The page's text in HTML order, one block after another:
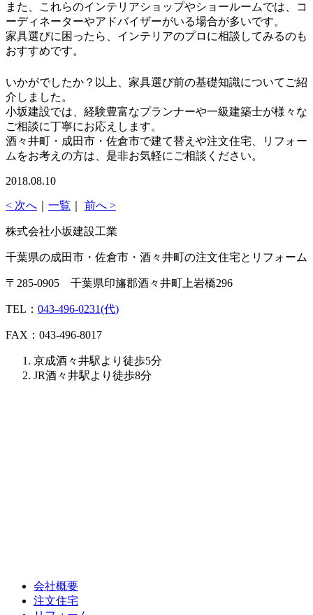
また、これらのインテリアショップやショールームでは、コ
ーディネーターやアドバイザーがいる場合が多いです。
家具選びに困ったら、インテリアのプロに相談してみるのも
おすすめです。
いかがでしたか？以上、家具選び前の基礎知識についてご紹
介しました。
小坂建設では、経験豊富なプランナーや一級建築士が様々な
ご相談に丁寧にお応えします。
酒々井町・成田市・佐倉市で建て替えや注文住宅、リフォー
ムをお考えの方は、是非お気軽にご相談ください。
2018.08.10
< 次へ 一覧 前へ >
株式会社小坂建設工業
千葉県の成田市・佐倉市・酒々井町の注文住宅とリフォーム
〒285-0905 千葉県印旛郡酒々井町上岩橋296
TEL： 043-496-0231(代)
FAX：043-496-8017
京成酒々井駅より徒歩5分
JR酒々井駅より徒歩8分
会社概要
注文住宅